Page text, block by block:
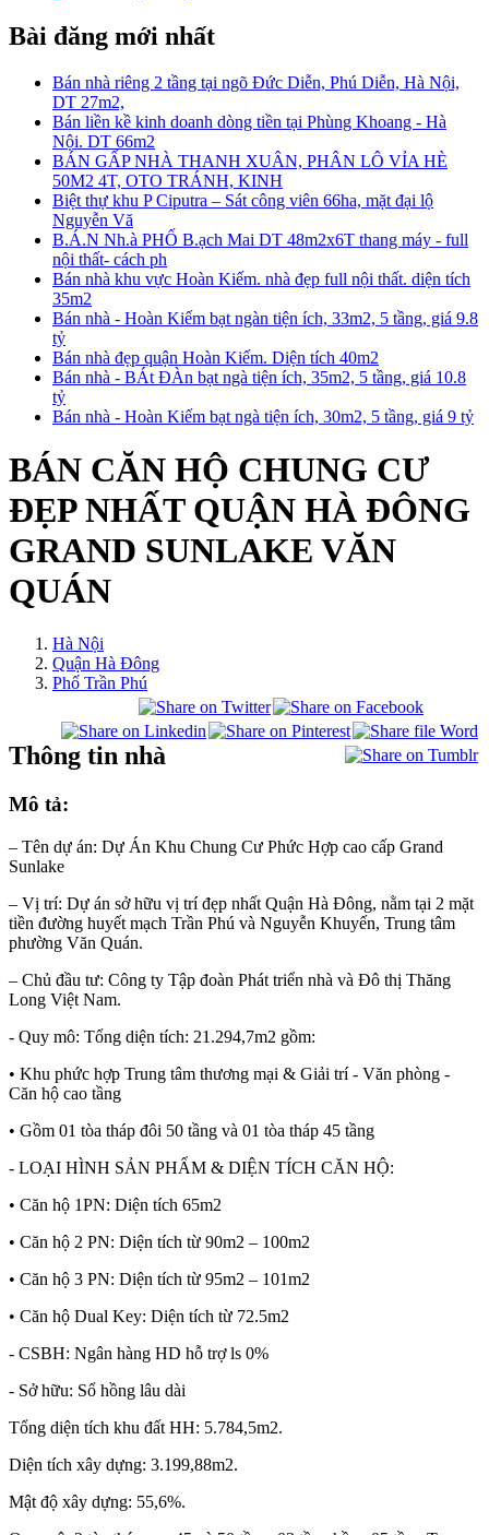
Bài đăng mới nhất
Bán nhà riêng 2 tầng tại ngõ Đức Diễn, Phú Diễn, Hà Nội,
DT 27m2,
Bán liền kề kinh doanh dòng tiền tại Phùng Khoang - Hà
Nội. DT 66m2
BÁN GẤP NHÀ THANH XUÂN, PHÂN LÔ VỈA HÈ
50M2 4T, OTO TRÁNH, KINH
Biệt thự khu P Ciputra – Sát công viên 66ha, mặt đại lộ
Nguyễn Vă
B.Á.N Nh.à PHỐ B.ạch Mai DT 48m2x6T thang máy - full
nội thất- cách ph
Bán nhà khu vực Hoàn Kiếm. nhà đẹp full nội thất. diện tích
35m2
Bán nhà - Hoàn Kiếm bạt ngàn tiện ích, 33m2, 5 tầng, giá 9.8
tỷ
Bán nhà đẹp quận Hoàn Kiếm. Diện tích 40m2
Bán nhà - BÁt ĐÀn bạt ngà tiện ích, 35m2, 5 tầng, giá 10.8
tỷ
Bán nhà - Hoàn Kiếm bạt ngà tiện ích, 30m2, 5 tầng, giá 9 tỷ
BÁN CĂN HỘ CHUNG CƯ
ĐẸP NHẤT QUẬN HÀ ĐÔNG
GRAND SUNLAKE VĂN
QUÁN
Hà Nội
Quận Hà Đông
Phố Trần Phú
Thông tin nhà
Mô tả:
– Tên dự án: Dự Án Khu Chung Cư Phức Hợp cao cấp Grand
Sunlake
– Vị trí: Dự án sở hữu vị trí đẹp nhất Quận Hà Đông, nằm tại 2 mặt
tiền đường huyết mạch Trần Phú và Nguyễn Khuyến, Trung tâm
phường Văn Quán.
– Chủ đầu tư: Công ty Tập đoàn Phát triển nhà và Đô thị Thăng
Long Việt Nam.
- Quy mô: Tổng diện tích: 21.294,7m2 gồm:
• Khu phức hợp Trung tâm thương mại & Giải trí - Văn phòng -
Căn hộ cao tầng
• Gồm 01 tòa tháp đôi 50 tầng và 01 tòa tháp 45 tầng
- LOẠI HÌNH SẢN PHẨM & DIỆN TÍCH CĂN HỘ:
• Căn hộ 1PN: Diện tích 65m2
• Căn hộ 2 PN: Diện tích từ 90m2 – 100m2
• Căn hộ 3 PN: Diện tích từ 95m2 – 101m2
• Căn hộ Dual Key: Diện tích từ 72.5m2
- CSBH: Ngân hàng HD hỗ trợ ls 0%
- Sở hữu: Sổ hồng lâu dài
Tổng diện tích khu đất HH: 5.784,5m2.
Diện tích xây dựng: 3.199,88m2.
Mật độ xây dựng: 55,6%.